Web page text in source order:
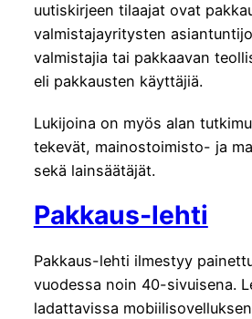
uutiskirjeen tilaajat ovat
valmistajayritysten
valmistajia tai pakkaavan
eli pakkausten käyttäjiä.
Lukijoina on myös alan
tekevät, mainostoimisto- ja
sekä lainsäätäjät.
Pakkaus-lehti
Pakkaus-lehti ilmestyy
vuodessa noin 40-sivuisena.
ladattavissa